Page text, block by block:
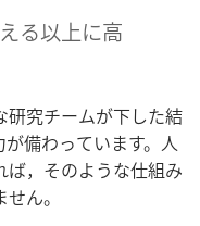
える以上に高
研究チームが下した結
が備わっています。 人
ば，そのような仕組み
ん。